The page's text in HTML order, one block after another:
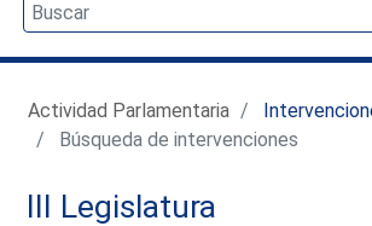
Actividad Parlamentaria
Búsqueda de intervenciones
III Legislatura